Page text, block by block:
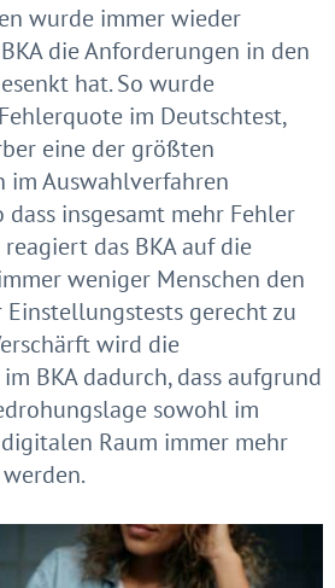
wurde immer wieder
die Anforderungen in den
hat. So wurde
im Deutschtest,
eine der größten
im Auswahlverfahren
insgesamt mehr Fehler
das BKA auf die
weniger Menschen den
gerecht zu
wird die
BKA dadurch, dass aufgrund
sowohl im
Raum immer mehr